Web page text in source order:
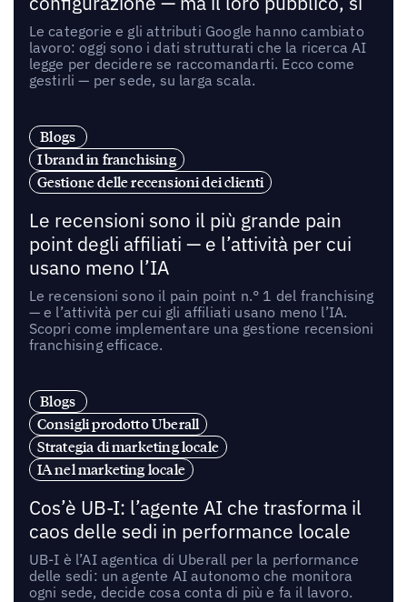
Le categorie e gli attributi Google hanno cambiato
lavoro: oggi sono i dati strutturati che la ricerca AI
legge per decidere se raccomandarti. Ecco come
gestirli — per sede, su larga scala.
Blogs
I brand in franchising
Gestione delle recensioni dei clienti
Le recensioni sono il più grande pain
point degli affiliati — e l’attività per cui
usano meno l’IA
Le recensioni sono il pain point n.° 1 del franchising
— e l’attività per cui gli affiliati usano meno l’IA.
Scopri come implementare una gestione recensioni
franchising efficace.
Blogs
Consigli prodotto Uberall
Strategia di marketing locale
IA nel marketing locale
Cos’è UB-I: l’agente AI che trasforma il
caos delle sedi in performance locale
UB-I è l’AI agentica di Uberall per la performance
delle sedi: un agente AI autonomo che monitora
ogni sede, decide cosa conta di più e fa il lavoro.